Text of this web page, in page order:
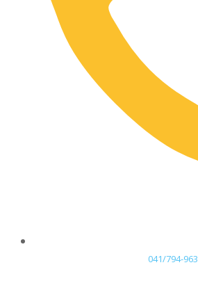
041/794-963